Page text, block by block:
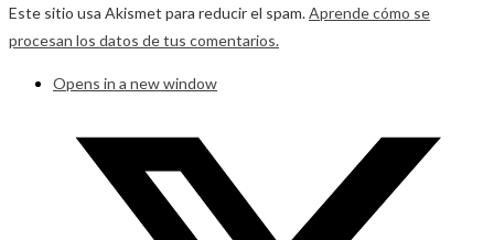
Este sitio usa Akismet para reducir el spam.Aprende cómo se
procesan los datos de tus comentarios.
Opens in a new window